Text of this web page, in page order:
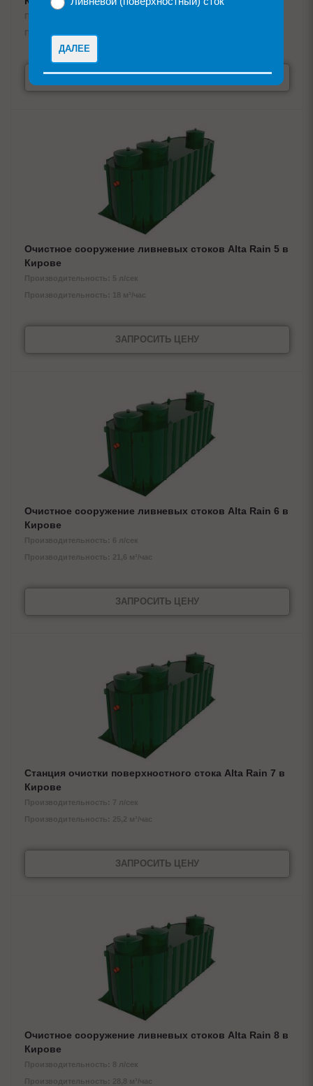
Производительность: 4 л/сек
Производительность: 14,4 м³/час
ЗАПРОСИТЬ ЦЕНУ
Очистное сооружение ливневых стоков Alta Rain 5 в
Кирове
Производительность: 5 л/сек
Производительность: 18 м³/час
ЗАПРОСИТЬ ЦЕНУ
Очистное сооружение ливневых стоков Alta Rain 6 в
Кирове
Производительность: 6 л/сек
Производительность: 21,6 м³/час
ЗАПРОСИТЬ ЦЕНУ
Станция очистки поверхностного стока Alta Rain 7 в
Кирове
Производительность: 7 л/сек
Производительность: 25,2 м³/час
ЗАПРОСИТЬ ЦЕНУ
Очистное сооружение ливневых стоков Alta Rain 8 в
Кирове
Производительность: 8 л/сек
Производительность: 28,8 м³/час
ДАЛЕЕ